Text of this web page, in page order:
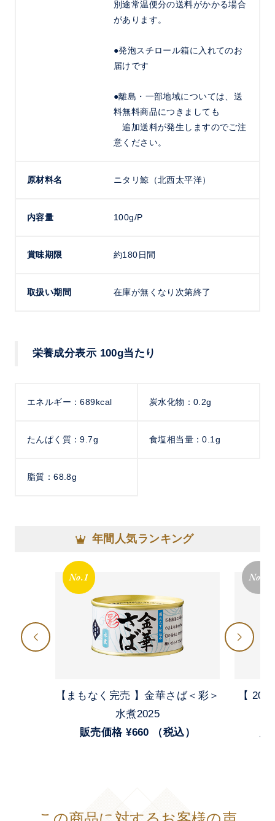
別途常温便分の送料がかかる場合
があります。
●発泡スチロール箱に入れてのお
届けです
●離島・一部地域については、送
料無料商品につきましても
追加送料が発生しますのでご注
意ください。
原材料名 ニタリ鯨（北西太平洋）
内容量 100g/P
賞味期限 約180日間
取扱い期間 在庫が無くなり次第終了
栄養成分表示 100g当たり
エネルギー：689kcal 炭水化物：0.2g
たんぱく質：9.7g 食塩相当量：0.1g
脂質：68.8g
年間人気ランキング
No.1
【まもなく完売 】金華さば＜彩＞
水煮2025
販売価格 ¥660 （税込）
No.2
【